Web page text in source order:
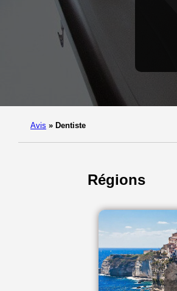
Avis » Dentiste
Régions